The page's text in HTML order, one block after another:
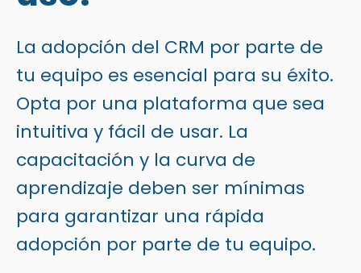
La adopción del CRM por parte de
tu equipo es esencial para su éxito.
Opta por una plataforma que sea
intuitiva y fácil de usar. La
capacitación y la curva de
aprendizaje deben ser mínimas
para garantizar una rápida
adopción por parte de tu equipo.